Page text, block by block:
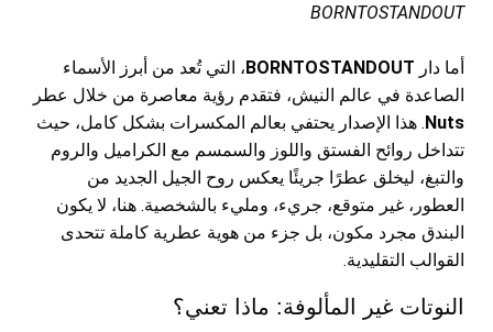
BORNTOSTANDOUT
أما دار BORNTOSTANDOUT، التي تُعد من أبرز الأسماء
الصاعدة في عالم النيش، فتقدم رؤية معاصرة من خلال عطر
Nuts. هذا الإصدار يحتفي بعالم المكسرات بشكل كامل، حيث
تتداخل روائح الفستق واللوز والسمسم مع الكراميل والروم
والتبغ، ليخلق عطرًا جريئًا يعكس روح الجيل الجديد من
العطور، غير متوقع، جريء، ومليء بالشخصية. هنا، لا يكون
البندق مجرد مكون، بل جزء من هوية عطرية كاملة تتحدى
القوالب التقليدية.
النوتات غير المألوفة: ماذا تعني؟